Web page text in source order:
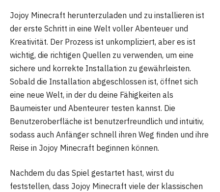
Jojoy Minecraft herunterzuladen und zu installieren ist
der erste Schritt in eine Welt voller Abenteuer und
Kreativität. Der Prozess ist unkompliziert, aber es ist
wichtig, die richtigen Quellen zu verwenden, um eine
sichere und korrekte Installation zu gewährleisten.
Sobald die Installation abgeschlossen ist, öffnet sich
eine neue Welt, in der du deine Fähigkeiten als
Baumeister und Abenteurer testen kannst. Die
Benutzeroberfläche ist benutzerfreundlich und intuitiv,
sodass auch Anfänger schnell ihren Weg finden und ihre
Reise in Jojoy Minecraft beginnen können.
Nachdem du das Spiel gestartet hast, wirst du
feststellen, dass Jojoy Minecraft viele der klassischen